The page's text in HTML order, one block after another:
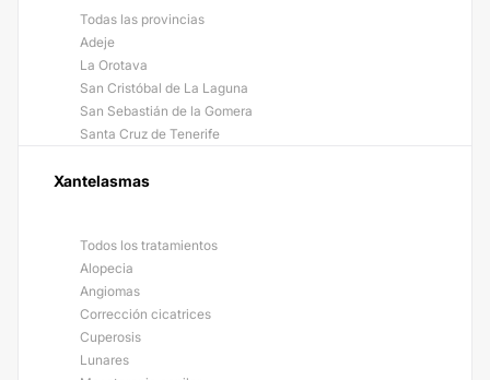
Todas las provincias
Adeje
La Orotava
San Cristóbal de La Laguna
San Sebastián de la Gomera
Santa Cruz de Tenerife
Xantelasmas
Todos los tratamientos
Alopecia
Angiomas
Corrección cicatrices
Cuperosis
Lunares